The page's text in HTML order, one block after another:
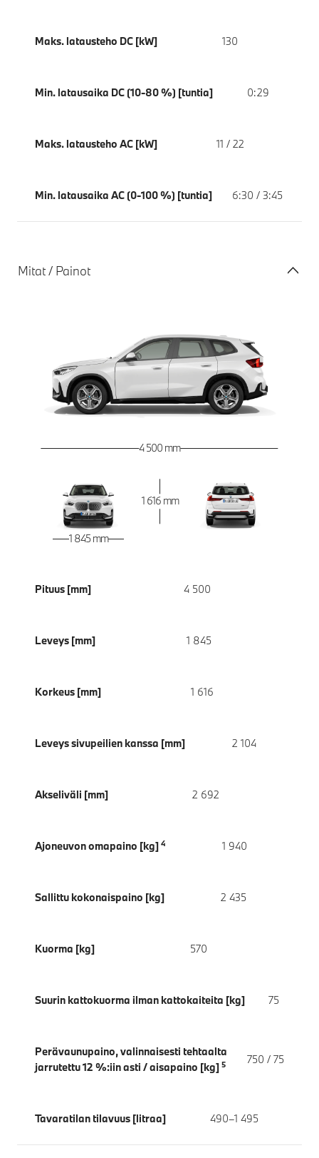
Maks. latausteho DC [kW] 130
Min. latausaika DC (10-80 %) [tuntia] 0:29
Maks. latausteho AC [kW] 11 / 22
Min. latausaika AC (0-100 %) [tuntia] 6:30 / 3:45
Mitat / Painot
4 500 mm
1 845 mm
1 616 mm
Pituus [mm] 4 500
Leveys [mm] 1 845
Korkeus [mm] 1 616
Leveys sivupeilien kanssa [mm] 2 104
Akseliväli [mm] 2 692
Ajoneuvon omapaino [kg] 4 1 940
Sallittu kokonaispaino [kg] 2 435
Kuorma [kg] 570
Suurin kattokuorma ilman kattokaiteita [kg] 75
Perävaunupaino, valinnaisesti tehtaalta
jarrutettu 12 %:iin asti / aisapaino [kg] 5 750 / 75
Tavaratilan tilavuus [litraa] 490–1 495